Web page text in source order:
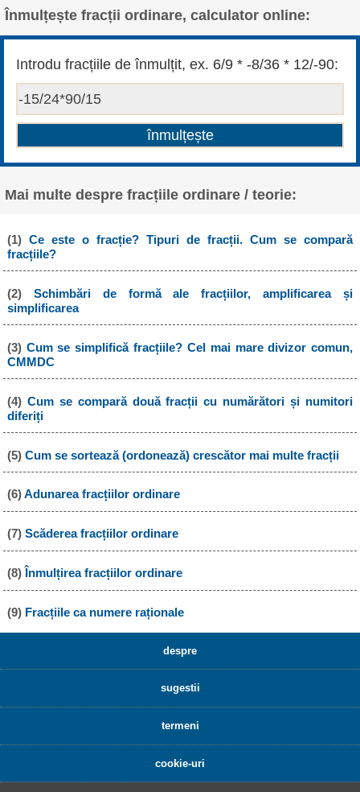
Înmulțește fracții ordinare, calculator online:
Introdu fracțiile de înmulțit, ex. 6/9 * -8/36 * 12/-90:
Mai multe despre fracțiile ordinare / teorie:
(1) Ce este o fracție? Tipuri de fracții. Cum se compară
fracțiile?
(2) Schimbări de formă ale fracțiilor, amplificarea și
simplificarea
(3) Cum se simplifică fracțiile? Cel mai mare divizor comun,
CMMDC
(4) Cum se compară două fracții cu numărători și numitori
diferiți
(5) Cum se sortează (ordonează) crescător mai multe fracții
(6)Adunarea fracțiilor ordinare
(7) Scăderea fracțiilor ordinare
(8) Înmulțirea fracțiilor ordinare
(9) Fracțiile ca numere raționale
despre
sugestii
termeni
cookie-uri